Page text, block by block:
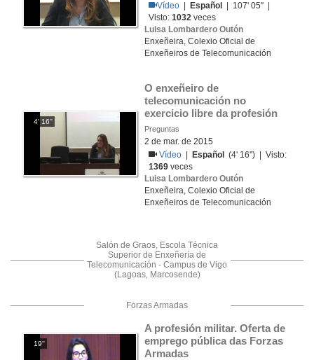
Vídeo
Español
| 107' 05'' |
Visto:1032 veces
Luisa Lombardero Outón
Enxeñeira, Colexio Oficial de
Enxeñeiros de Telecomunicación
4' 16''
O enxeñeiro de
telecomunicación no
exercicio libre da profesión
Preguntas
2 de mar. de 2015
Vídeo
Español
(4' 16'') | Visto:
1369 veces
Luisa Lombardero Outón
Enxeñeira, Colexio Oficial de
Enxeñeiros de Telecomunicación
Salón de Graos, Escola Técnica
Superior de Enxeñería de
Telecomunicación - Campus de Vigo
(Lagoas, Marcosende)
Forzas Armadas
19''
A profesión militar. Oferta de
emprego pública das Forzas
Armadas